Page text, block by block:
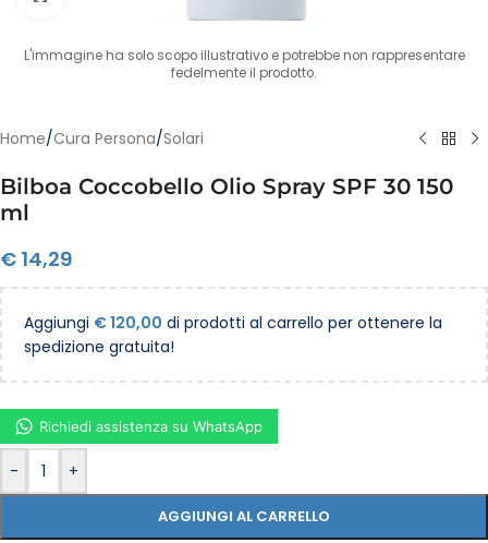
L'immagine ha solo scopo illustrativo e potrebbe non rappresentare
fedelmente il prodotto.
Home/Cura Persona/Solari
Bilboa Coccobello Olio Spray SPF 30 150
ml
€ 14,29
Aggiungi €120,00 di prodotti al carrello per ottenere la
spedizione gratuita!
- +
AGGIUNGI AL CARRELLO
Richiedi assistenza su WhatsApp